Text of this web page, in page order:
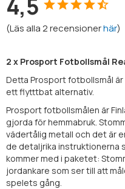
(Läs alla2recensionerhär)
2 x Prosport Fotbollsmål
Detta Prosport fotbollsmål
ett flytttbat alternativ.
Prosport fotbollsmålen är
gjorda för hemmabruk.
vädertålig metall och det är
de detaljrika instruktionerna
kommer med i paketet:
jordankare som ser till att
spelets gång.